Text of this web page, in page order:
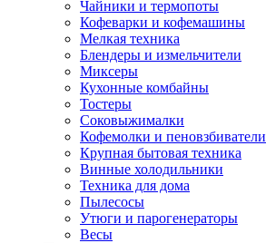
Чайники и термопоты
Кофеварки и кофемашины
Мелкая техника
Блендеры и измельчители
Миксеры
Кухонные комбайны
Тостеры
Соковыжималки
Кофемолки и пеновзбиватели
Крупная бытовая техника
Винные холодильники
Техника для дома
Пылесосы
Утюги и парогенераторы
Весы